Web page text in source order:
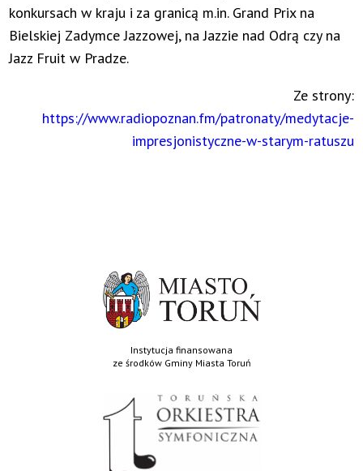
konkursach w kraju i za granicą m.in. Grand Prix na
Bielskiej Zadymce Jazzowej, na Jazzie nad Odrą czy na
Jazz Fruit w Pradze.
Ze strony:
https://www.radiopoznan.fm/patronaty/medytacje-
impresjonistyczne-w-starym-ratuszu
Instytucja finansowana
ze środków Gminy Miasta Toruń